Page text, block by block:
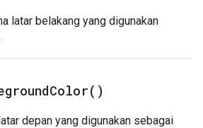
latar belakang yang digunakan
Color( )
depan yang digunakan sebagai